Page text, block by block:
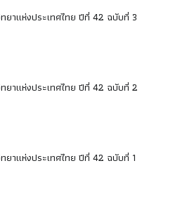
ยาแห่งประเทศไทย ปีที่ 42 ฉบับที่ 3
ยาแห่งประเทศไทย ปีที่ 42 ฉบับที่ 2
ยาแห่งประเทศไทย ปีที่ 42 ฉบับที่ 1